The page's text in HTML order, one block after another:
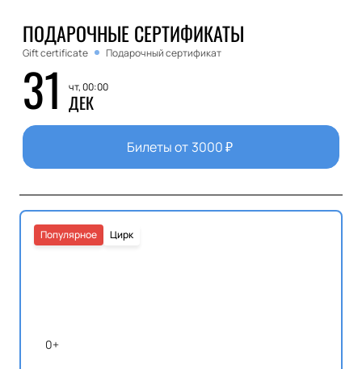
ПОДАРОЧНЫЕ СЕРТИФИКАТЫ
Gift certificate Подарочный сертификат
31 чт, 00:00
ДЕК
Билеты от 3000₽
0+
Цирк
Популярное